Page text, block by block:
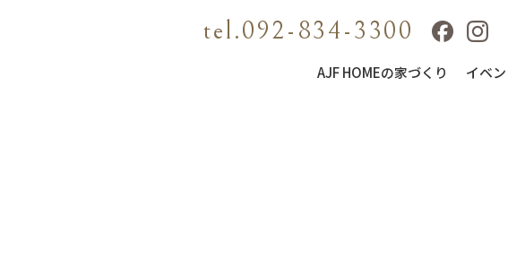
tel.092-834-3300
AJF HOMEの家づくり イベ